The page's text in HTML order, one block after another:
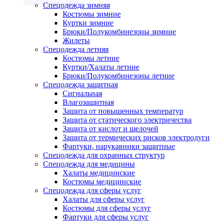
Спецодежда зимняя
Костюмы зимние
Куртки зимние
Брюки/Полукомбинезоны зимние
Жилеты
Спецодежда летняя
Костюмы летние
Куртки/Халаты летние
Брюки/Полукомбинезоны летние
Спецодежда защитная
Сигнальная
Влагозащитная
Защита от повышенных температур
Защита от статического электричества
Защита от кислот и щелочей
Защита от термических рисков электродуги
Фартуки, нарукавники защитные
Спецодежда для охранных структур
Спецодежда для медицины
Халаты медицинские
Костюмы медицинские
Спецодежда для сферы услуг
Халаты для сферы услуг
Костюмы для сферы услуг
Фартуки для сферы услуг